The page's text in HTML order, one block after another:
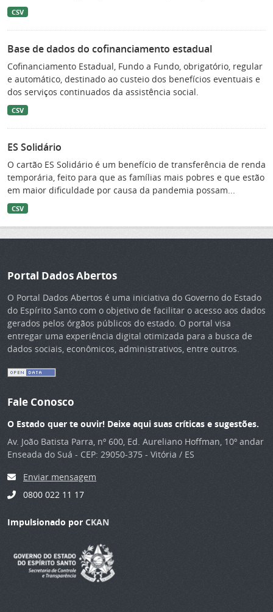
CSV
Base de dados do cofinanciamento estadual
Cofinanciamento Estadual, Fundo a Fundo, obrigatório, regular
e automático, destinado ao custeio dos benefícios eventuais e
dos serviços continuados da assistência social.
CSV
ES Solidário
O cartão ES Solidário é um benefício de transferência de renda
temporária, feito para que as famílias mais pobres e que estão
em maior dificuldade por causa da pandemia possam...
CSV
Portal Dados Abertos
O Portal Dados Abertos é uma iniciativa do Governo do Estado
do Espírito Santo com o objetivo de facilitar o acesso aos dados
gerados pelos órgãos públicos do estado. O portal visa
entregar uma experiência digital otimizada para a busca de
dados sociais, econômicos, administrativos, entre outros.
Fale Conosco
O Estado quer te ouvir! Deixe aqui suas críticas e sugestões.
Av. João Batista Parra, nº 600, Ed. Aureliano Hoffman, 10º andar
Enseada do Suá - CEP: 29050-375 - Vitória / ES
Enviar mensagem
0800 022 11 17
Impulsionado por CKAN